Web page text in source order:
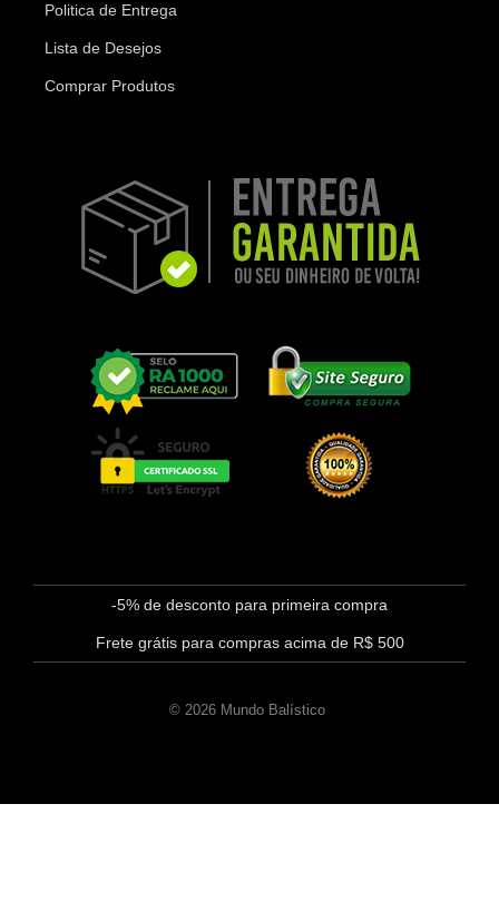
Politica de Entrega
Lista de Desejos
Comprar Produtos
-5% de desconto para primeira compra
Frete grátis para compras acima de R$ 500
© 2026 Mundo Balístico